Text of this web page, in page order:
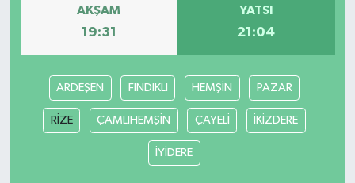
AKŞAM
19:31
YATSI
21:04
ARDEŞEN FINDIKLI HEMŞİN PAZAR
RİZE ÇAMLIHEMŞİN ÇAYELİ İKİZDERE
İYİDERE
KÜLTÜR SANAT
MAGAZİN
ÖZEL HABER